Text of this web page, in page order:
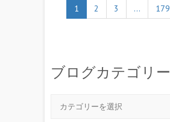
1 2 3 … 179
ブログカテゴリー